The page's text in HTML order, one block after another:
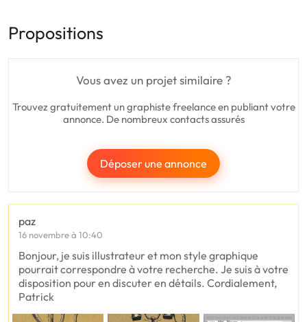
Propositions
Vous avez un projet similaire ?
Trouvez gratuitement un graphiste freelance en publiant votre
annonce. De nombreux contacts assurés
Déposer une annonce
paz
16 novembre à 10:40
Bonjour, je suis illustrateur et mon style graphique
pourrait correspondre à votre recherche. Je suis à votre
disposition pour en discuter en détails. Cordialement,
Patrick